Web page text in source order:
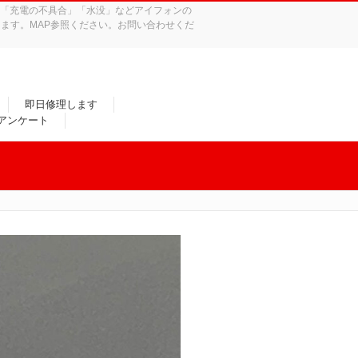
充電の不具合」「水没」などアイフォンの
す。MAP参照ください。お問い合わせくだ
即日修理します
ンケート